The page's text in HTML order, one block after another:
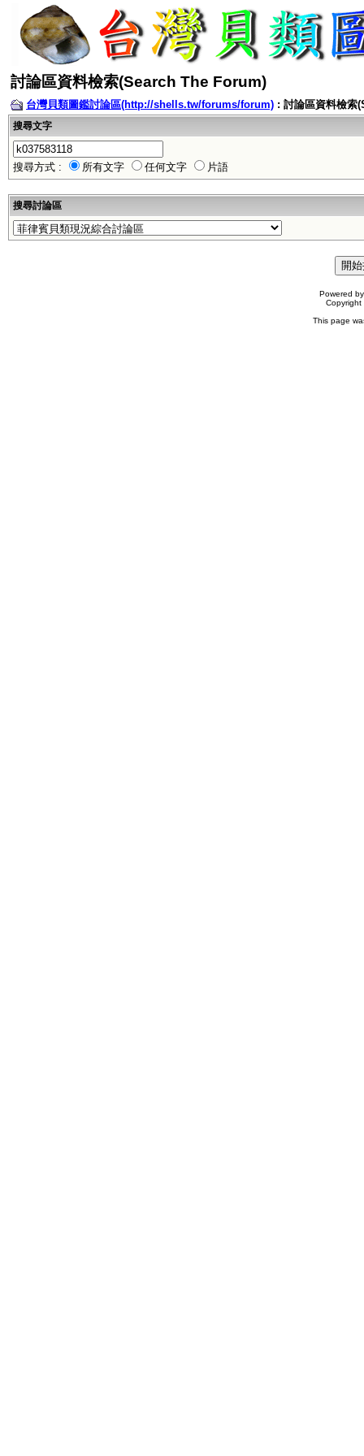
討論區資料檢索(Search The Forum)
台灣貝類圖鑑討論區(http://shells.tw/forums/forum) : 討論區資料檢索
搜尋文字
搜尋方式 : 所有文字 任何文字 片語
搜尋討論區
Powered
This page